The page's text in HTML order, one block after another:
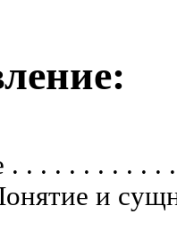
. . . . . . . . . . .
и